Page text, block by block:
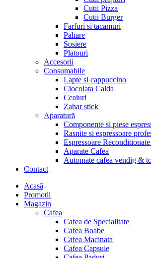
Cutii Pizza
Cutii Burger
Farfuri si tacamuri
Pahare
Sosiere
Platouri
Accesorii
Consumabile
Lapte si cappuccino
Ciocolata Calda
Ceaiuri
Zahar stick
Aparatură
Componente si piese
Rasnite si espressoare
Espressoare
Aparate Cafea
Automate cafea vendig &
Contact
Menu
Acasă
Promotii
Magazin
Cafea
Cafea de Specialitate
Cafea Boabe
Cafea Macinata
Cafea Capsule